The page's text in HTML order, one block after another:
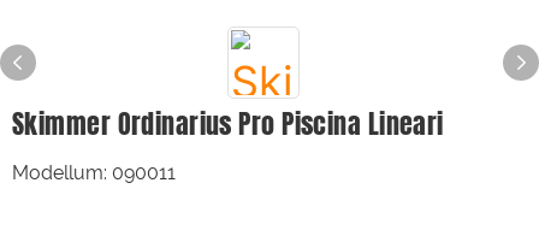
Skimmer Ordinarius Pro Piscina Lineari
Modellum: 090011